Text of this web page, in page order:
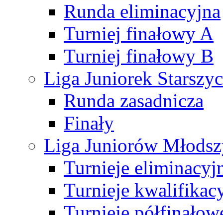
Runda eliminacyjna
Turniej finałowy A
Turniej finałowy B
Liga Juniorek
Runda zasadnicza
Finały
Liga Juniorów
Turnieje
Turnieje